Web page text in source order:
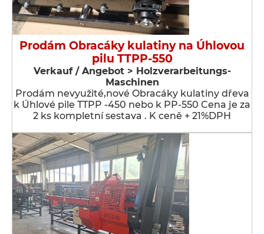
Prodám Obracáky kulatiny na Úhlovou
pilu TTPP-550
Verkauf / Angebot > Holzverarbeitungs-
Maschinen
Prodám nevyužité,nové Obracáky kulatiny dřeva
k Úhlové pile TTPP -450 nebo k PP-550 Cena je za
2 ks kompletní sestava . K ceně + 21%DPH